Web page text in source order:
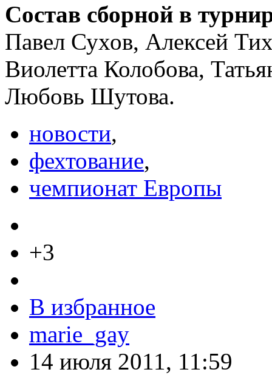
Состав сборной в
Павел Сухов, Алексей
Виолетта Колобова,
Любовь Шутова.
новости,
фехтование,
чемпионат Европы
+3
В избранное
marie_gay
14 июля 2011, 11:59